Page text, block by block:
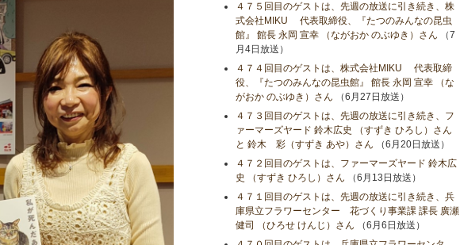
４７５回目のゲストは、先週の放送に引き続き、株
式会社MIKU 代表取締役、『たつのみんなの昆虫
館』 館長 永岡 宣幸 （ながおか のぶゆき）さん （7
月4日放送）
４７４回目のゲストは、株式会社MIKU 代表取締
役、『たつのみんなの昆虫館』 館長 永岡 宣幸 （な
がおか のぶゆき）さん （6月27日放送）
４７３回目のゲストは、先週の放送に引き続き、フ
ァーマーズヤード 鈴木広史 （すずき ひろし）さん
と 鈴木 彩（すずき あや）さん （6月20日放送）
４７２回目のゲストは、ファーマーズヤード 鈴木広
史 （すずき ひろし）さん （6月13日放送）
４７１回目のゲストは、先週の放送に引き続き、兵
庫県立フラワーセンター 花づくり事業課 課長 廣瀬
健司 （ひろせ けんじ）さん （6月6日放送）